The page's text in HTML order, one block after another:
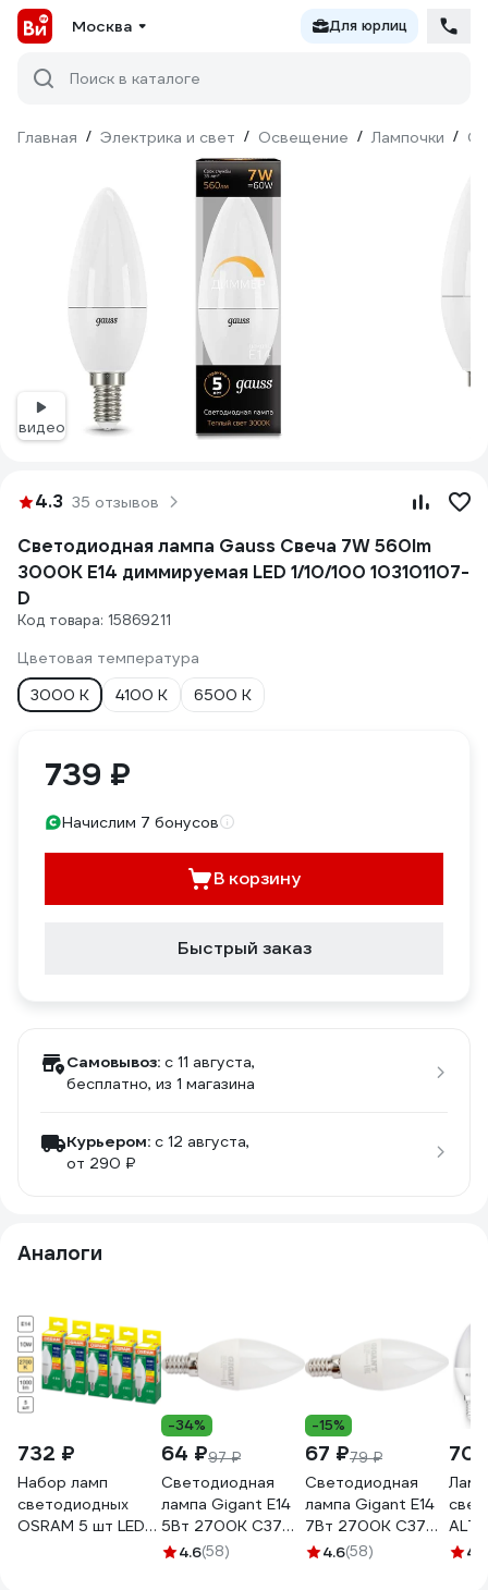
Москва Для юрлиц
Поиск в каталоге
Главная / Электрика и свет / Освещение / Лампочки /
видео
4.3 35 отзывов
Светодиодная лампа Gauss Свеча 7W 560lm
3000К Е14 диммируемая LED 1/10/100 103101107-
D
Код товара: 15869211
Цветовая температура
3000 К
4100 К 6500 К
739 ₽
Начислим 7 бонусов
В корзину
Быстрый заказ
Самовывоз: c 11 августа,
бесплатно, из 1 магазина
Курьером: c 12 августа,
от 290 ₽
Аналоги
732 ₽
Набор ламп
светодиодных
OSRAM 5 шт LED
-34%
64 ₽97 ₽
Светодиодная
лампа Gigant E14
5Вт 2700К C37
400Лм G-E14-5-
4.6(58)
-15%
67 ₽79 ₽
Светодиодная
лампа Gigant E14
7Вт 2700К C37
600Лм G-E14-7-
4.6(58)
8W-4.9